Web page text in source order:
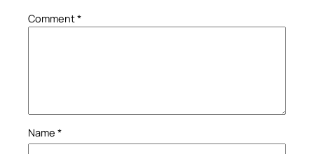
Comment*
Name *